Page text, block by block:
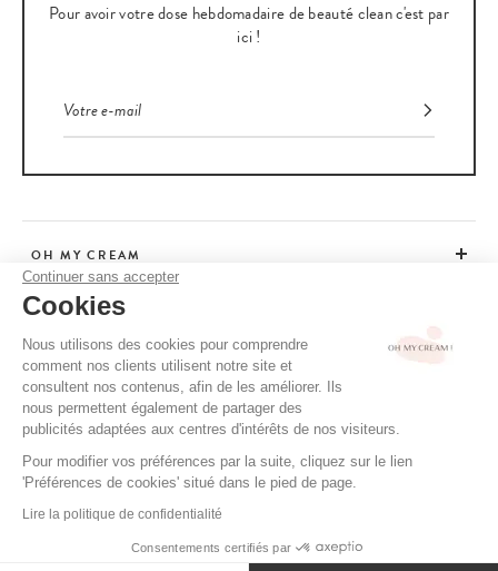
Continuer sans accepter
Cookies
Nous utilisons des cookies pour comprendre
comment nos clients utilisent notre site et
consultent nos contenus, afin de les améliorer. Ils
nous permettent également de partager des
publicités adaptées aux centres d'intérêts de nos visiteurs.
Pour modifier vos préférences par la suite, cliquez sur le lien
'Préférences de cookies' situé dans le pied de page.
Lire la politique de confidentialité
Consentements certifiés par
Pour avoir votre dose hebdomadaire de beauté clean c'est par
ici !
OH MY CREAM
SERVICE CLIENT
CONSEILS
CGV / CGU